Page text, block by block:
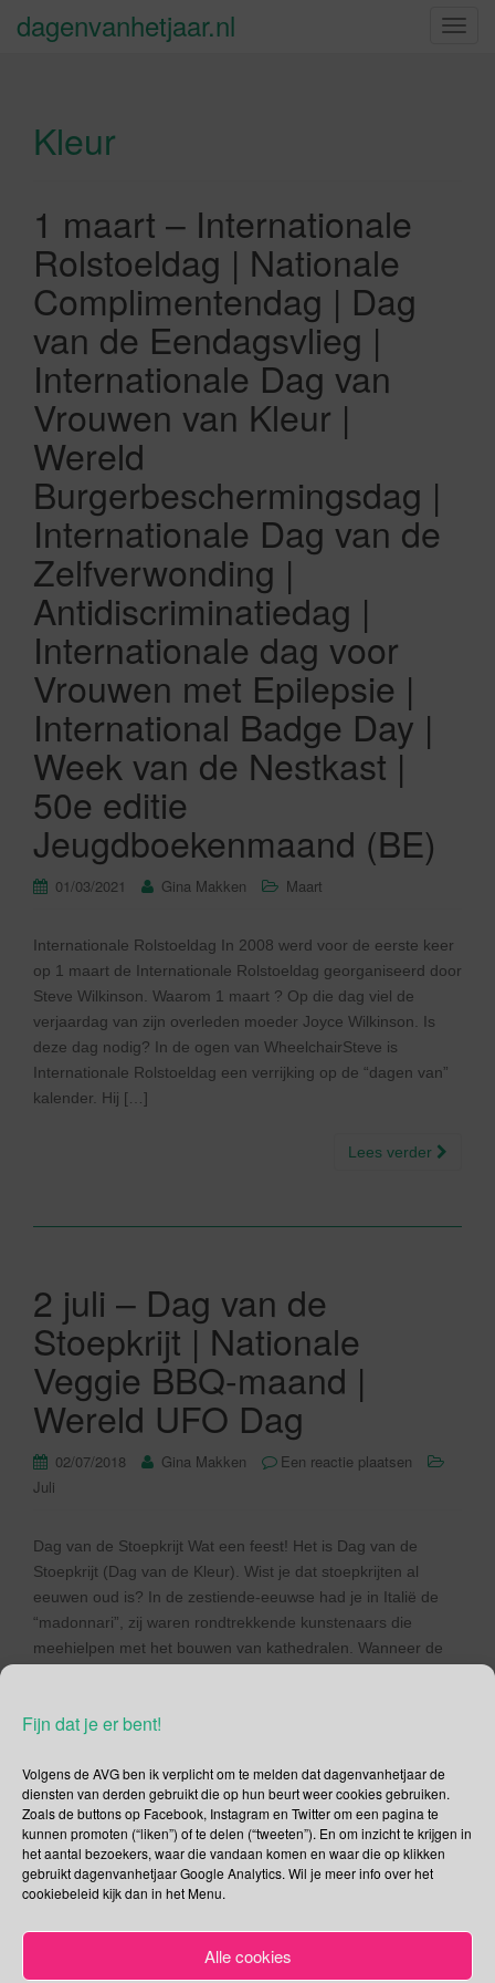
Fijn dat je er bent!
Volgens de AVG ben ik verplicht om te melden dat dagenvanhetjaar de
diensten van derden gebruikt die op hun beurt weer cookies gebruiken.
Zoals de buttons op Facebook, Instagram en Twitter om een pagina te
kunnen promoten (“liken”) of te delen (“tweeten”). En om inzicht te krijgen in
het aantal bezoekers, waar die vandaan komen en waar die op klikken
gebruikt dagenvanhetjaar Google Analytics. Wil je meer info over het
cookiebeleid kijk dan in het Menu.
Alle cookies
S
dagenvanhetjaar.nl
Kleur
1 maart – Internationale
Rolstoeldag | Nationale
Complimentendag | Dag
van de Eendagsvlieg |
Internationale Dag van
Vrouwen van Kleur |
Wereld
Burgerbeschermingsdag |
Internationale Dag van de
Zelfverwonding |
Antidiscriminatiedag |
Internationale dag voor
Vrouwen met Epilepsie |
International Badge Day |
Week van de Nestkast |
50e editie
Jeugdboekenmaand (BE)
01/03/2021 Gina Makken Maart
Internationale Rolstoeldag In 2008 werd voor de eerste keer
op 1 maart de Internationale Rolstoeldag georganiseerd door
Steve Wilkinson. Waarom 1 maart ? Op die dag viel de
verjaardag van zijn overleden moeder Joyce Wilkinson. Is
deze dag nodig? In de ogen van WheelchairSteve is
Internationale Rolstoeldag een verrijking op de “dagen van”
kalender. Hij […]
Lees verder
2 juli – Dag van de
Stoepkrijt | Nationale
Veggie BBQ-maand |
Wereld UFO Dag
02/07/2018 Gina Makken
Een reactie plaatsen
Juli
Dag van de Stoepkrijt Wat een feest! Het is Dag van de
Stoepkrijt (Dag van de Kleur). Wist je dat stoepkrijten al
eeuwen oud is? In de zestiende-eeuwse had je in Italië de
“madonnari”, zij waren rondtrekkende kunstenaars die
meehielpen met het bouwen van kathedralen. Wanneer de
21 maart – Happy
Bachdag | Internationale
Dag tegen Racisme en